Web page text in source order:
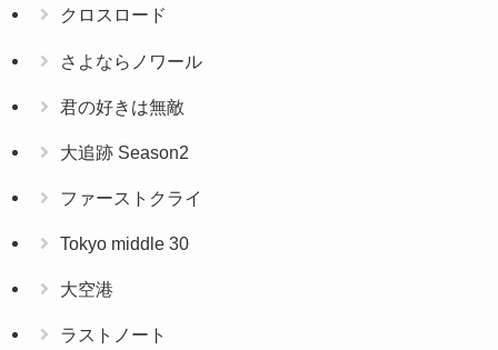
クロスロード
さよならノワール
君の好きは無敵
大追跡 Season2
ファーストクライ
Tokyo middle 30
大空港
ラストノート